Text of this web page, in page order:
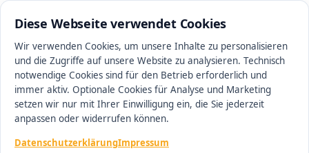
Diese Webseite verwendet Cookies
Wir verwenden Cookies, um unsere Inhalte zu personalisieren
und die Zugriffe auf unsere Website zu analysieren. Technisch
notwendige Cookies sind für den Betrieb erforderlich und
immer aktiv. Optionale Cookies für Analyse und Marketing
setzen wir nur mit Ihrer Einwilligung ein, die Sie jederzeit
anpassen oder widerrufen können.
DatenschutzerklärungImpressum